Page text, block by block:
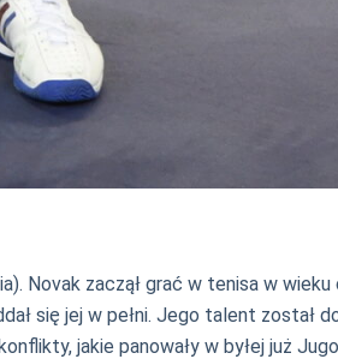
Novak zaczął grać w tenisa w
się jej w pełni. Jego talent został
jakie panowały w byłej już